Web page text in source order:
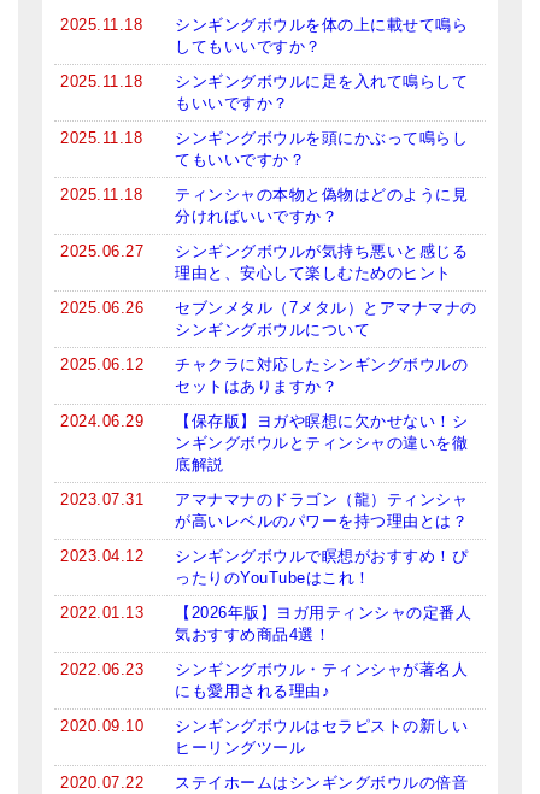
2025.11.18
シンギングボウルを体の上に載せて鳴ら
してもいいですか？
2025.11.18
シンギングボウルに足を入れて鳴らして
もいいですか？
2025.11.18
シンギングボウルを頭にかぶって鳴らし
てもいいですか？
2025.11.18
ティンシャの本物と偽物はどのように見
分ければいいですか？
2025.06.27
シンギングボウルが気持ち悪いと感じる
理由と、安心して楽しむためのヒント
2025.06.26
セブンメタル（7メタル）とアマナマナの
シンギングボウルについて
2025.06.12
チャクラに対応したシンギングボウルの
セットはありますか？
2024.06.29
【保存版】ヨガや瞑想に欠かせない！シ
ンギングボウルとティンシャの違いを徹
底解説
2023.07.31
アマナマナのドラゴン（龍）ティンシャ
が高いレベルのパワーを持つ理由とは？
2023.04.12
シンギングボウルで瞑想がおすすめ！ぴ
ったりのYouTubeはこれ！
2022.01.13
【2026年版】ヨガ用ティンシャの定番人
気おすすめ商品4選！
2022.06.23
シンギングボウル・ティンシャが著名人
にも愛用される理由♪
2020.09.10
シンギングボウルはセラピストの新しい
ヒーリングツール
2020.07.22
ステイホームはシンギングボウルの倍音